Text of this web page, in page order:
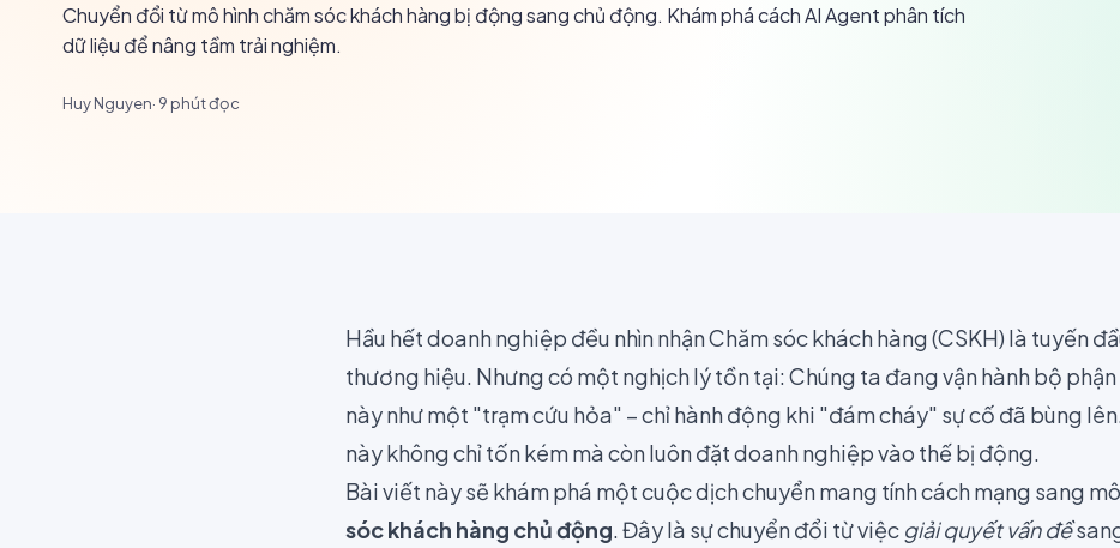
Chuyển đổi từ mô hình chăm sóc khách hàng bị động sang chủ động. Khám phá cách AI Agent phân tích
dữ liệu để nâng tầm trải nghiệm.
Huy Nguyen· 9 phút đọc
Hầu hết doanh nghiệp đều nhìn nhận Chăm sóc khách hàng (CSKH) là tuyến
thương hiệu. Nhưng có một nghịch lý tồn tại: Chúng ta đang vận hành bộ
này như một "trạm cứu hỏa" – chỉ hành động khi "đám cháy" sự cố đã bùng
này không chỉ tốn kém mà còn luôn đặt doanh nghiệp vào thế bị động.
Bài viết này sẽ khám phá một cuộc dịch chuyển mang tính cách mạng sang
sóc khách hàng chủ động. Đây là sự chuyển đổi từ việc giải quyết vấn đề